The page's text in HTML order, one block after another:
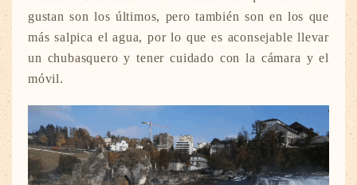
gustan son los últimos, pero también son en los que
más salpica el agua, por lo que es aconsejable llevar
un chubasquero y tener cuidado con la cámara y el
móvil.